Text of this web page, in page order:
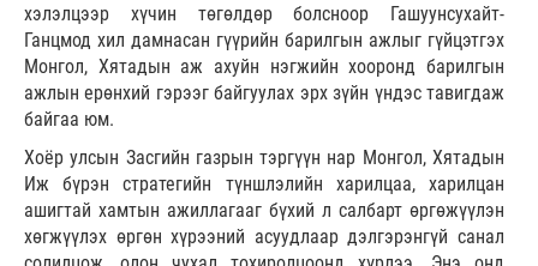
хэлэлцээр хүчин төгөлдөр болсноор Гашуунсухайт-
Ганцмод хил дамнасан гүүрийн барилгын ажлыг гүйцэтгэх
Монгол, Хятадын аж ахуйн нэгжийн хооронд барилгын
ажлын ерөнхий гэрээг байгуулах эрх зүйн үндэс тавигдаж
байгаа юм.
Хоёр улсын Засгийн газрын тэргүүн нар Монгол, Хятадын
Иж бүрэн стратегийн түншлэлийн харилцаа, харилцан
ашигтай хамтын ажиллагааг бүхий л салбарт өргөжүүлэн
хөгжүүлэх өргөн хүрээний асуудлаар дэлгэрэнгүй санал